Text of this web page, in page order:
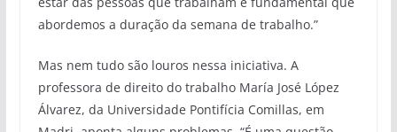
abordemos a duração da semana de trabalho.”
Mas nem tudo são louros nessa iniciativa. A
professora de direito do trabalho María José López
Álvarez, da Universidade Pontifícia Comillas, em